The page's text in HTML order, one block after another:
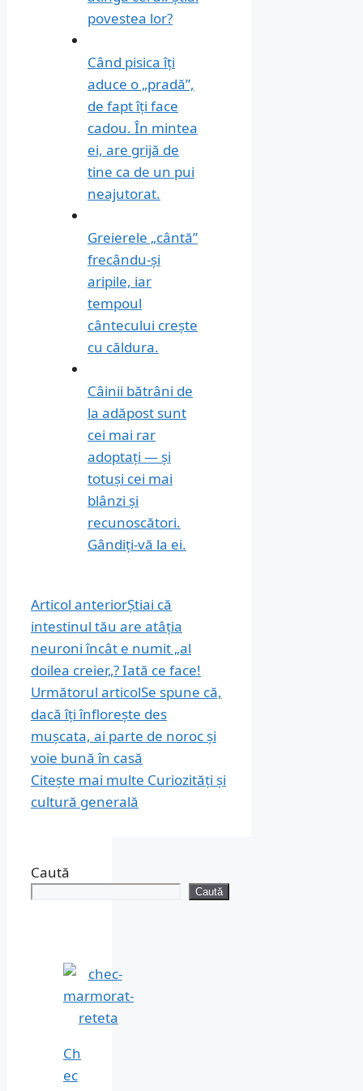
povestea lor?
Când pisica îți
aduce o „pradă”,
de fapt îți face
cadou. În mintea
ei, are grijă de
tine ca de un pui
neajutorat.
Greierele „cântă”
frecându-și
aripile, iar
tempoul
cântecului crește
cu căldura.
Câinii bătrâni de
la adăpost sunt
cei mai rar
adoptați — și
totuși cei mai
blânzi și
recunoscători.
Gândiți-vă la ei.
Articol anteriorȘtiai că
intestinul tău are atâția
neuroni încât e numit „al
doilea creier„? Iată ce face!
Următorul articolSe spune că,
dacă îți înflorește des
mușcata, ai parte de noroc și
voie bună în casă
Citește mai multe Curiozități și
cultură generală
Caută
Caută
Ch
ec